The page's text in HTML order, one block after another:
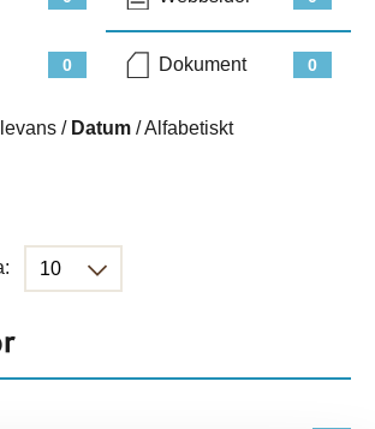
0 0
Dokument
/ Datum /Alfabetiskt